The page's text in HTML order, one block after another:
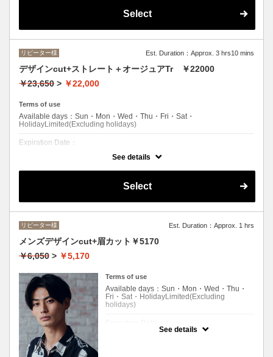
●シャンプー/ブロー込み●イオン水とロット巻き技術で髪を傷めないの
Select
リピーター様 Est. Duration：Approx. 3 hrs10 mins
デザインcut+ストレート＋オージュアTr ￥22000
￥23,650 > ￥22,000
Terms of use
Available days：Sun・Mon・Wed・Thu・Fri・Sat・
HolidayLimited(Excluding holidays)
Expiration Date：
エルプリエご利用したことのあるお客様。
オージュアTrケア付●カラーとストレートのWダメージ毛に対応したス
See details
Select
リピーター様 Est. Duration：Approx. 1 hrs
メンズデザインcut+眉カット￥5170
￥6,050 > ￥5,170
Terms of use
Available days：Sun・Mon・Wed・Thu・
Fri・Sat・HolidayLimited(Excluding
holidays)
See details